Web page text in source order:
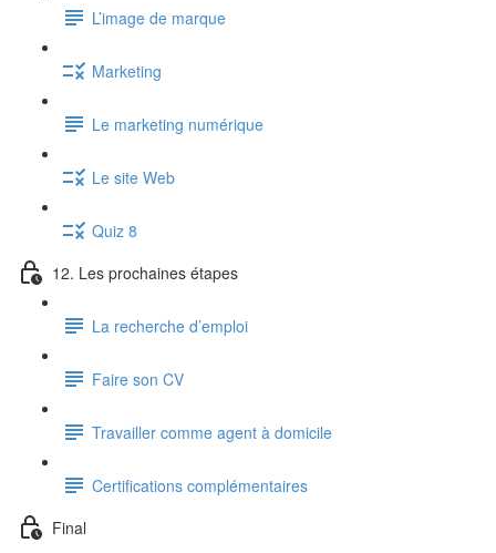
L’image de marque
Marketing
Le marketing numérique
Le site Web
Quiz 8
12. Les prochaines étapes
La recherche d’emploi
Faire son CV
Travailler comme agent à domicile
Certifications complémentaires
Final